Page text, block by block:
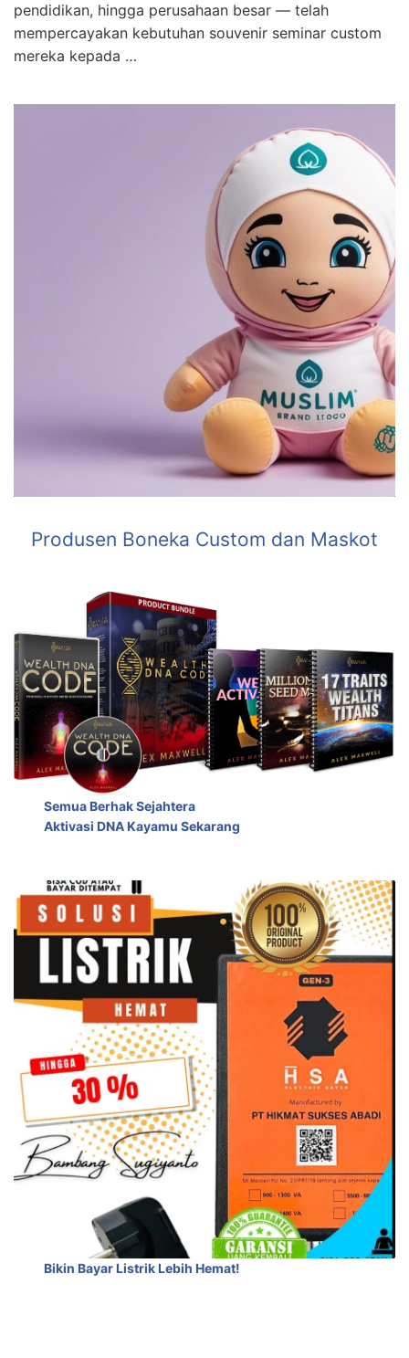
pendidikan, hingga perusahaan besar — telah
mempercayakan kebutuhan souvenir seminar custom
mereka kepada …
Produsen Boneka Custom dan Maskot
Semua Berhak Sejahtera
Aktivasi DNA Kayamu Sekarang
Bikin Bayar Listrik Lebih Hemat!